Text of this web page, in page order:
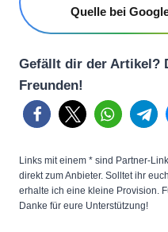
Quelle bei
Gefällt dir der Artikel?
Freunden!
Links mit einem * sind Partner-
direkt zum Anbieter. Solltet ihr
erhalte ich eine kleine Provision.
Danke für eure Unterstützung!